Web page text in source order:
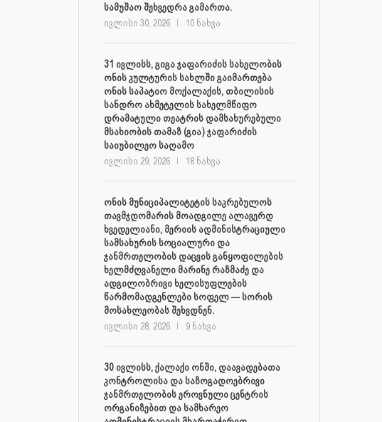
სამუშაო შეხვედრა გამართა.
ივლისი 30, 2026 10 ნახვა
31 ივლისს, გიგა ჯაფარიძის სახელობის
ონის კულტურის სახლში გაიმართება
ონის საპატიო მოქალაქის, თბილისის
სანდრო ახმეტელის სახელმწიფო
დრამატული თეატრის დამსახურებული
მსახიობის თამაზ (გია) ჯაფარიძის
საიუბილეო საღამო
ივლისი 29, 2026 18 ნახვა
ონის მუნიციპალიტეტის საკრებულოს
თავმჯდომარის მოადგილე ალავერდ
ხვედელიანი, მერიის ადმინისტრაციული
სამსახურის სოციალური და
ჯანმრთელობის დაცვის განყოფილების
ხელმძღვანელი მარინე რაზმაძე და
ადგილობრივი ხელისუფლების
წარმომადგენლები სოფელ — სორის
მოსახლეობას შეხვდნენ.
ივლისი 28, 2026 9 ნახვა
30 ივლისს, ქალაქი ონში, დაავადებათა
კონტროლისა და საზოგადოებრივი
ჯანმრთელობის ეროვნული ცენტრის
ორგანიზებით და სამხარეო